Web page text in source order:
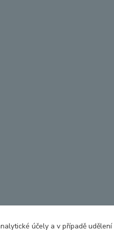
účely a v případě